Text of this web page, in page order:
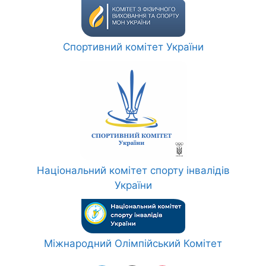
Спортивний комітет України
Національний комітет спорту інвалідів
України
Міжнародний Олімпійський Комітет